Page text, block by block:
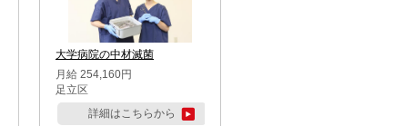
大学病院の中材滅菌
月給 254,160円
足立区
詳細はこちらから